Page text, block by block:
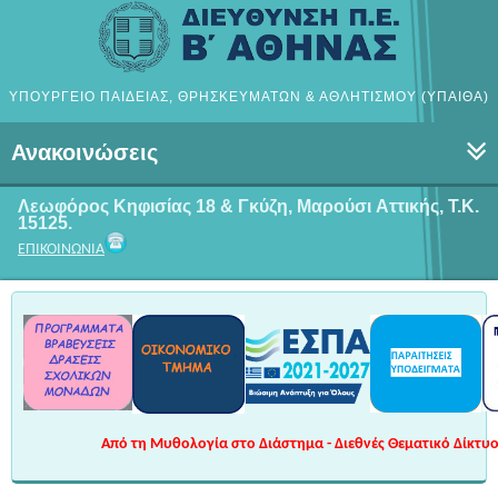
ΥΠΟΥΡΓΕΙΟ ΠΑΙΔΕΙΑΣ, ΘΡΗΣΚΕΥΜΑΤΩΝ & ΑΘΛΗΤΙΣΜΟΥ (ΥΠΑΙΘΑ)
Ανακοινώσεις
Λεωφόρος Κηφισίας 18 & Γκύζη, Μαρούσι Αττικής, Τ.Κ.
15125.
ΕΠΙΚΟΙΝΩΝΙΑ
Από τη Μυθολογία στο Διάστημα - Διεθνές Θεματικό